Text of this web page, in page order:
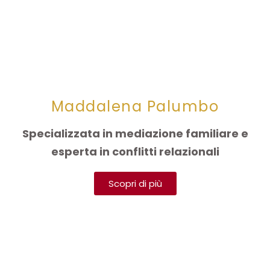
Maddalena Palumbo
Specializzata in mediazione familiare e
esperta in conflitti relazionali
Scopri di più